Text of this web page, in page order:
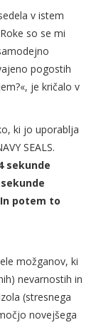
v istem
so se mi
pogostih
je kričalo v
ki jo uporablja
SEALS.
sekunde
potem to
možganov, ki
nevarnostih in
(stresnega
novejšega